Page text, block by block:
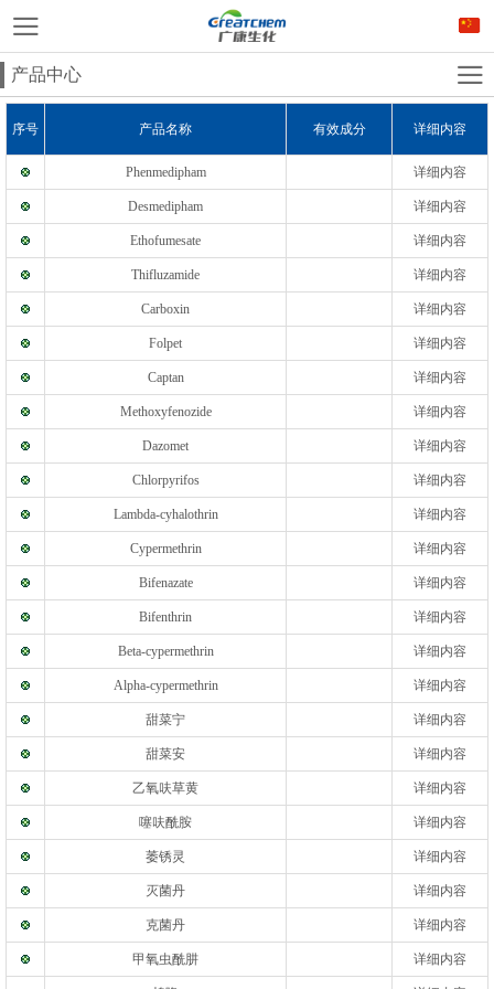
产品中心
序号 产品名称 有效成分 详细内容
Phenmedipham 详细内容
Desmedipham 详细内容
Ethofumesate 详细内容
Thifluzamide 详细内容
Carboxin 详细内容
Folpet 详细内容
Captan 详细内容
Methoxyfenozide 详细内容
Dazomet 详细内容
Chlorpyrifos 详细内容
Lambda-cyhalothrin 详细内容
Cypermethrin 详细内容
Bifenazate 详细内容
Bifenthrin 详细内容
Beta-cypermethrin 详细内容
Alpha-cypermethrin 详细内容
甜菜宁 详细内容
甜菜安 详细内容
乙氧呋草黄 详细内容
噻呋酰胺 详细内容
萎锈灵 详细内容
灭菌丹 详细内容
克菌丹 详细内容
甲氧虫酰肼 详细内容